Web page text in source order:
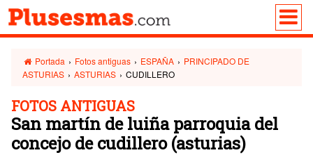
Portada › Fotos antiguas › ESPAÑA › PRINCIPADO DE
ASTURIAS › ASTURIAS › CUDILLERO
FOTOS ANTIGUAS
San martín de luiña parroquia del
concejo de cudillero (asturias)